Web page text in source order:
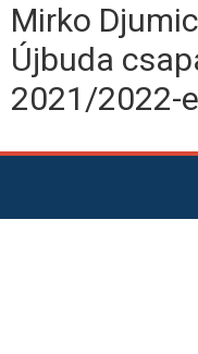
Mirko
Újbuda
2021/2022-